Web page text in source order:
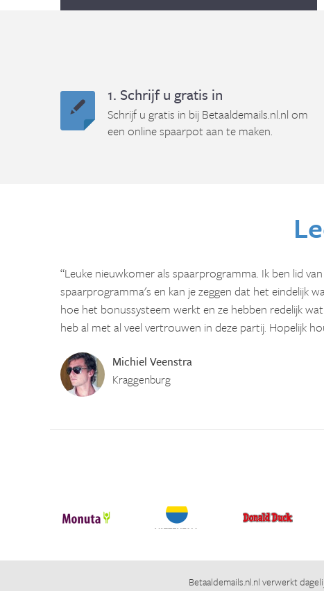
1. Schrijf u gratis in
Schrijf u gratis in bij Betaaldemails.nl.nl om
een online spaarpot aan te maken.
“Leuke nieuwkomer als spaarprogramma. Ik ben lid
spaarprogramma's en kan je zeggen dat het eindelijk
hoe het bonussysteem werkt en ze hebben redelijk
heb al met al veel vertrouwen in deze partij. Hopelijk
Michiel Veenstra
Kraggenburg
Betaaldemails.nl.nlverwerkt